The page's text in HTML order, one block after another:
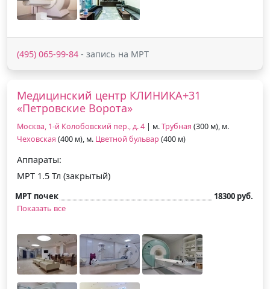
(495) 065-99-84 - запись на МРТ
Медицинский центр КЛИНИКА+31
«Петровские Ворота»
Москва, 1-й Колобовский пер., д. 4 | м.Трубная (300 м), м.
Чеховская (400 м), м. Цветной бульвар (400 м)
Аппараты:
МРТ 1.5 Тл (закрытый)
МРТ почек
18300 руб.
Показать все